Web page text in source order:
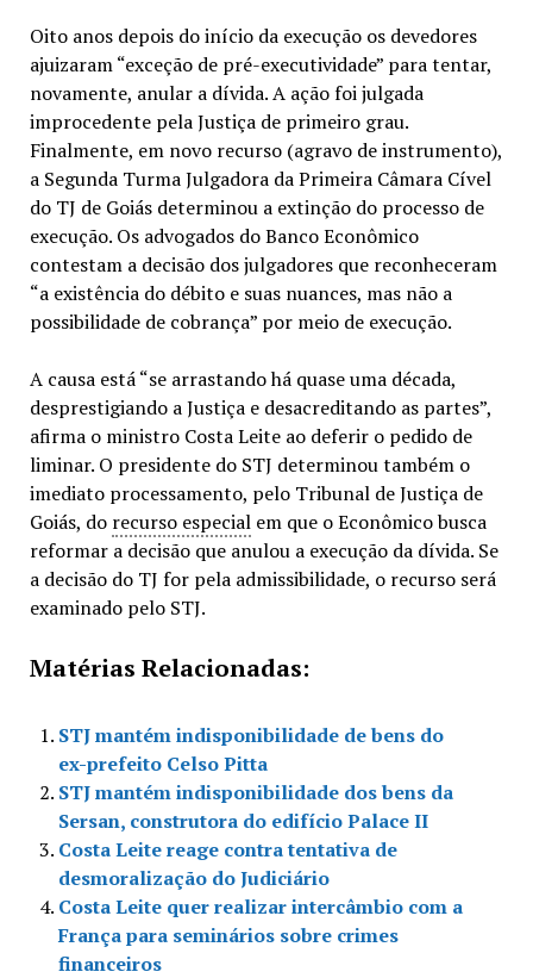
Oito anos depois do início da execução os devedores
ajuizaram “exceção de pré-executividade” para tentar,
novamente, anular a dívida. A ação foi julgada
improcedente pela Justiça de primeiro grau.
Finalmente, em novo recurso (agravo de instrumento),
a Segunda Turma Julgadora da Primeira Câmara Cível
do TJ de Goiás determinou a extinção do processo de
execução. Os advogados do Banco Econômico
contestam a decisão dos julgadores que reconheceram
“a existência do débito e suas nuances, mas não a
possibilidade de cobrança” por meio de execução.
A causa está “se arrastando há quase uma década,
desprestigiando a Justiça e desacreditando as partes”,
afirma o ministro Costa Leite ao deferir o pedido de
liminar. O presidente do STJ determinou também o
imediato processamento, pelo Tribunal de Justiça de
Goiás, do recurso especialem que o Econômico busca
reformar a decisão que anulou a execução da dívida. Se
a decisão do TJ for pela admissibilidade, o recurso será
examinado pelo STJ.
Matérias Relacionadas:
STJ mantém indisponibilidade de bens do
ex-prefeito Celso Pitta
STJ mantém indisponibilidade dos bens da
Sersan, construtora do edifício Palace II
Costa Leite reage contra tentativa de
desmoralização do Judiciário
Costa Leite quer realizar intercâmbio com a
França para seminários sobre crimes
financeiros